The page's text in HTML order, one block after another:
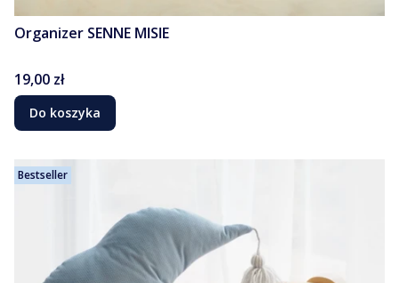
Organizer SENNE MISIE
Cena
19,00 zł
Do koszyka
Bestseller